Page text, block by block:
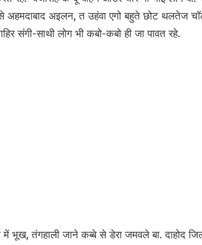
अहमदाबाद अइलन, त उहंवा एगो बहुते छोट थलतेज
संगी-साथी लोग भी कबो-कबो ही जा पावत रहे.
तंगहाली जाने कब्बे से डेरा जमवले बा. दाहोद